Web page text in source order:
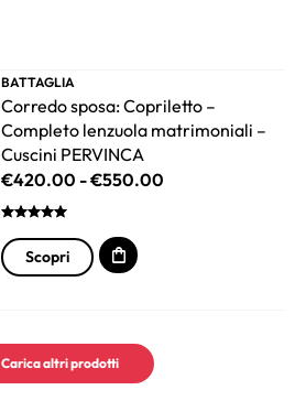
BATTAGLIA
Corredo sposa: Copriletto –
Completo lenzuola matrimoniali –
Cuscini PERVINCA
€420.00 -€550.00
Scopri
Carica altri prodotti